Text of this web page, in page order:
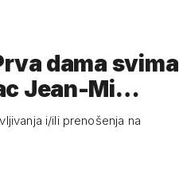
dama svima
Jean-Mi…
i/ili prenošenja na